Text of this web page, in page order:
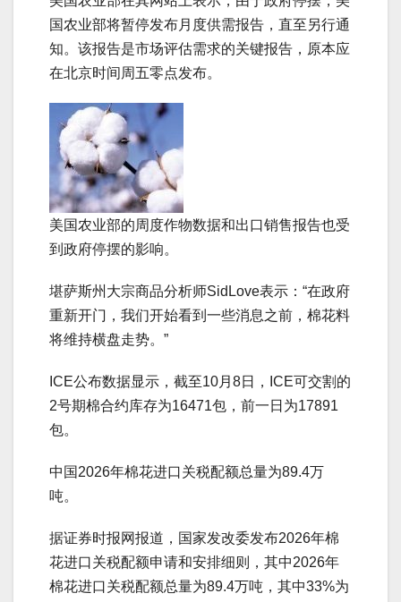
国农业部将暂停发布月度供需报告，直至另行通
知。该报告是市场评估需求的关键报告，原本应
在北京时间周五零点发布。
美国农业部的周度作物数据和出口销售报告也受
到政府停摆的影响。
堪萨斯州大宗商品分析师SidLove表示：“在政府
重新开门，我们开始看到一些消息之前，棉花料
将维持横盘走势。”
ICE公布数据显示，截至10月8日，ICE可交割的
2号期棉合约库存为16471包，前一日为17891
包。
中国2026年棉花进口关税配额总量为89.4万
吨。
据证券时报网报道，国家发改委发布2026年棉
花进口关税配额申请和安排细则，其中2026年
棉花进口关税配额总量为89.4万吨，其中33%为